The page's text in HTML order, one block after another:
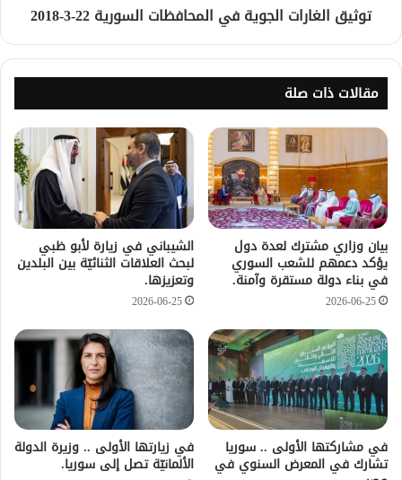
توثيق الغارات الجوية في المحافظات السورية 22-3-2018
مقالات ذات صلة
بيان وزاري مشترك لعدة دول
يؤكد دعمهم للشعب السوري
في بناء دولة مستقرة وآمنة.
2026-06-25
الشيباني في زيارة لأبو ظبي
لبحث العلاقات الثنائيّة بين البلدين
وتعزيزها.
2026-06-25
في مشاركتها الأولى .. سوريا
تشارك في المعرض السنوي في
في زيارتها الأولى .. وزيرة الدولة
الألمانيّة تصل إلى سوريا.